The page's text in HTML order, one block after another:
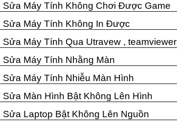
Sửa Máy Tính Không Chơi Được Game
Sửa Máy Tính Không In Được
Sửa Máy Tính Qua Utravew , teamviewer
Sửa Máy Tính Nhằng Màn
Sửa Máy Tính Nhiễu Màn Hình
Sửa Màn Hình Bật Không Lên Hình
Sửa Laptop Bật Không Lên Nguồn